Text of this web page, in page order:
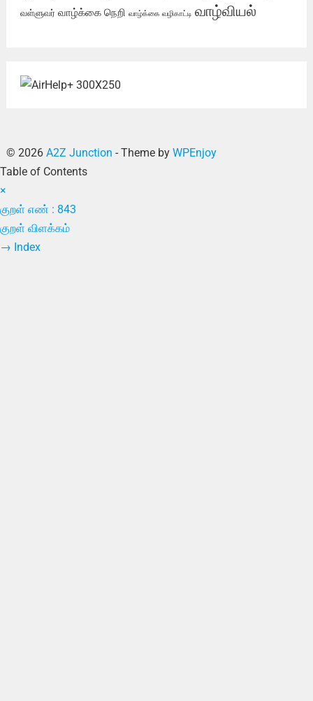
வள்ளுவர் வாழ்க்கை நெறி வாழ்க்கை வழிகாட்டி வாழ்வியல்
© 2026 A2Z Junction - Theme by WPEnjoy
Table of Contents
×
குறள் எண் : 843
குறள் விளக்கம்
→ Index